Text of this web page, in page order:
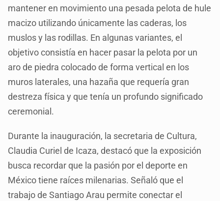
mantener en movimiento una pesada pelota de hule
macizo utilizando únicamente las caderas, los
muslos y las rodillas. En algunas variantes, el
objetivo consistía en hacer pasar la pelota por un
aro de piedra colocado de forma vertical en los
muros laterales, una hazaña que requería gran
destreza física y que tenía un profundo significado
ceremonial.
Durante la inauguración, la secretaria de Cultura,
Claudia Curiel de Icaza, destacó que la exposición
busca recordar que la pasión por el deporte en
México tiene raíces milenarias. Señaló que el
trabajo de Santiago Arau permite conectar el